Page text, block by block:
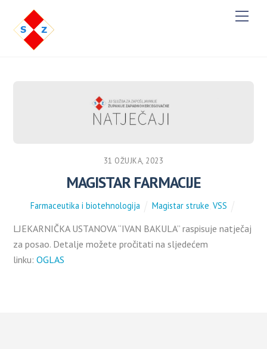
M
e
31 OŽUJKA, 2023
MAGISTAR FARMACIJE
Farmaceutika i biotehnologija Magistar struke VSS
LJEKARNIČKA USTANOVA “IVAN BAKULA” raspisuje natječaj
za posao. Detalje možete pročitati na sljedećem
linku:OGLAS